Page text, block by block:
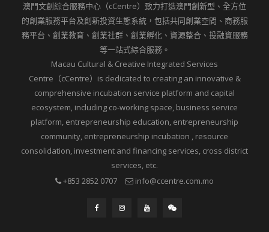
澳門文創綜合服務中心（cCentre）致力打造澳門創新型、全方位
的創業服務平台及創新投資生態系統，包括共同創業空間、商務服
務平台、創業教育、創業社群、創業孵化、資源整合、投融資服務
等一站式綜合服務。
Macau Cultural & Creative Integrated Services
Centre（cCentre）is dedicated to creating an innovative &
comprehensive incubation service platform and capital
ecosystem, including co-working space, business service
platform, entrepreneurship education, entrepreneurship
community, entrepreneurship incubation , resource
consolidation, investment and financing services, cross district
services, etc.
+853 2852 0707
info@ccentre.com.mo